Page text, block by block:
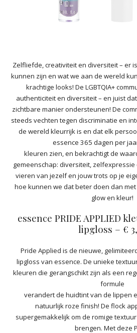
Zelfliefde, creativiteit en diversiteit – er
kunnen zijn en wat we aan de wereld
krachtige looks! De LGBTQIA+
authenticiteit en diversiteit – en juist
zichtbare manier ondersteunen! De
steeds vechten tegen discriminatie en
de wereld kleurrijk is en dat elk
essence 365 dagen per
kleuren zien, en bekrachtigt de
gemeenschap: diversiteit,
vieren van jezelf en jouw trots op je
hoe kunnen we dat beter doen dan
glow en kleur!
essence PRIDE APPLIED
lipgloss – €
Pride Applied is de nieuwe,
lipgloss van essence. De unieke
kleuren die gerangschikt zijn als een
formule
verandert de huidtint van de lippen
natuurlijk roze finish! De flock
supergemakkelijk om de romige
brengen. Met deze